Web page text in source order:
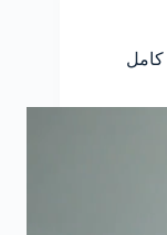
“للكبار فقط” مقطع زين والكر وبوني +18 كامل